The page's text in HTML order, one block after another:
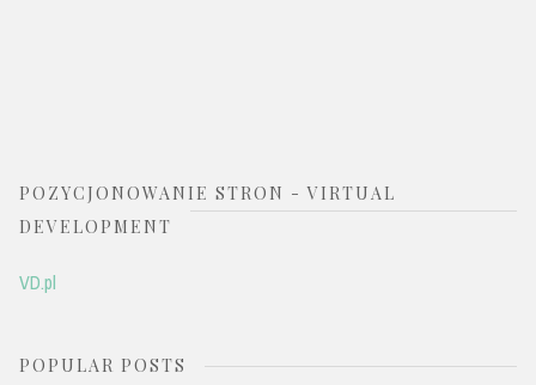
POZYCJONOWANIE STRON - VIRTUAL
DEVELOPMENT
VD.pl
POPULAR POSTS